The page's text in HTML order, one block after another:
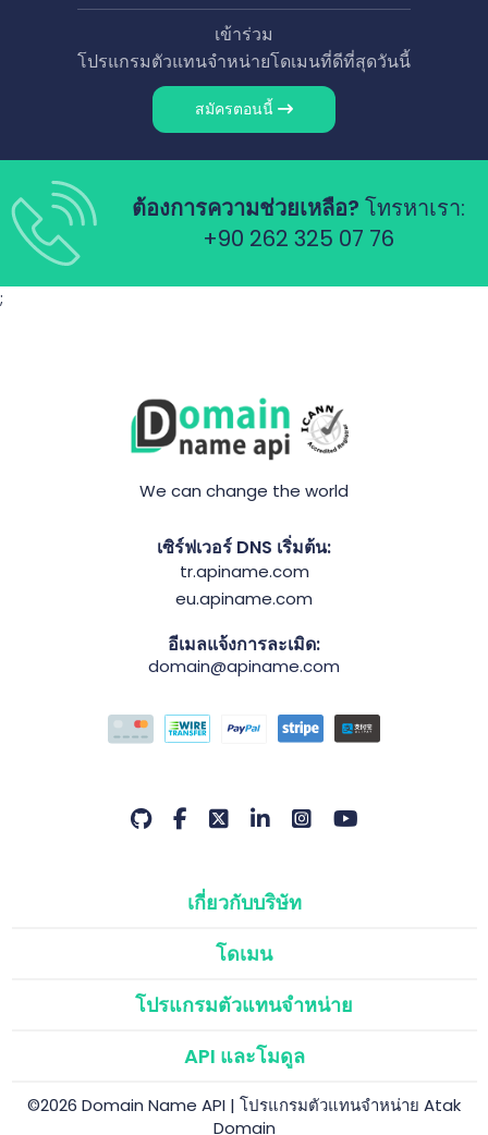
เข้าร่วม
โปรแกรมตัวแทนจำหน่ายโดเมนที่ดีที่สุดวันนี้
สมัครตอนนี้
ต้องการความช่วยเหลือ? โทรหาเรา:
+90 262 325 07 76
;
We can change the world
เซิร์ฟเวอร์ DNS เริ่มต้น:
tr.apiname.com
eu.apiname.com
อีเมลแจ้งการละเมิด:
domain@apiname.com
เกี่ยวกับบริษัท
โดเมน
โปรแกรมตัวแทนจำหน่าย
API และโมดูล
©2026 Domain Name API | โปรแกรมตัวแทนจำหน่าย Atak
Domain